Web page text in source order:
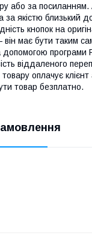
або за
за якістю близький
кнопок на
він має бути таким
допомогою
віддаленого
оплачує
товар безплатно.